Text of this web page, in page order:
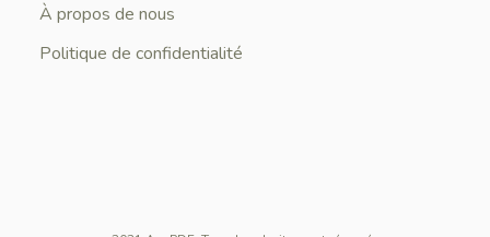
À propos de nous
Politique de confidentialité